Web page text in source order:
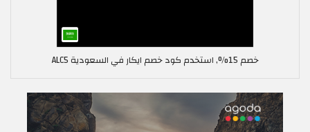
خصم 15%, استخدم كود خصم ايكار في السعودية ALC5